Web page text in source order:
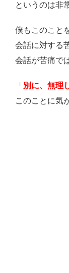
というのは非
僕もこのこと
会話に対する
会話が苦痛で
「 別に、無理
このことに気